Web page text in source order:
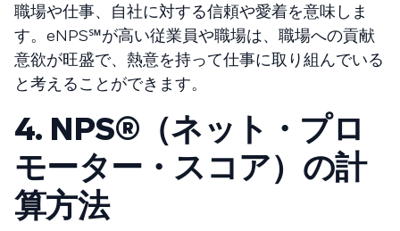
職場や仕事、自社に対する信頼や愛着を意味しま
す。eNPS℠が高い従業員や職場は、職場への貢献
意欲が旺盛で、熱意を持って仕事に取り組んでいる
と考えることができます。
4. NPS®（ネット・プロ
モーター・スコア）の計
算方法